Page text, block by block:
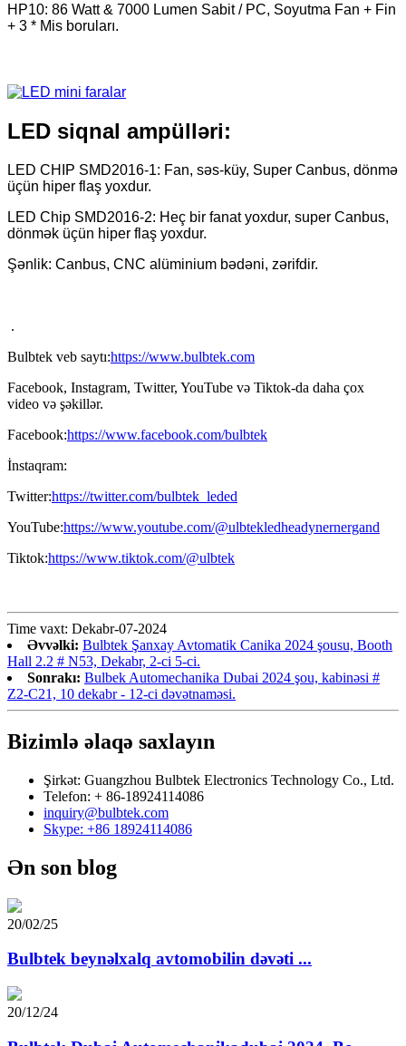
HP10: 86 Watt & 7000 Lumen Sabit / PC, Soyutma Fan + Fin
+ 3 * Mis boruları.
LED siqnal ampülləri:
LED CHIP SMD2016-1: Fan, səs-küy, Super Canbus, dönmə
üçün hiper flaş yoxdur.
LED Chip SMD2016-2: Heç bir fanat yoxdur, super Canbus,
dönmək üçün hiper flaş yoxdur.
Şənlik: Canbus, CNC alüminium bədəni, zərifdir.
.
Bulbtek veb saytı:https://www.bulbtek.com
Facebook, Instagram, Twitter, YouTube və Tiktok-da daha çox
video və şəkillər.
Facebook:https://www.facebook.com/bulbtek
İnstaqram:
Twitter:https://twitter.com/bulbtek_leded
YouTube:https://www.youtube.com/@ulbtekledheadynernergand
Tiktok:https://www.tiktok.com/@ulbtek
Time vaxt: Dekabr-07-2024
Əvvəlki: Bulbtek Şanxay Avtomatik Canika 2024 şousu, Booth
Hall 2.2 # N53, Dekabr, 2-ci 5-ci.
Sonrakı: Bulbek Automechanika Dubai 2024 şou, kabinəsi #
Z2-C21, 10 dekabr - 12-ci dəvətnaməsi.
Bizimlə əlaqə saxlayın
Şirkət: Guangzhou Bulbtek Electronics Technology Co., Ltd.
Telefon: + 86-18924114086
inquiry@bulbtek.com
Skype: +86 18924114086
Ən son blog
20/02/25
Bulbtek beynəlxalq avtomobilin dəvəti ...
20/12/24